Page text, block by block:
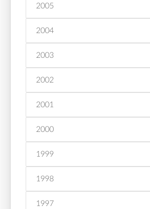
2005
2004
2003
2002
2001
2000
1999
1998
1997